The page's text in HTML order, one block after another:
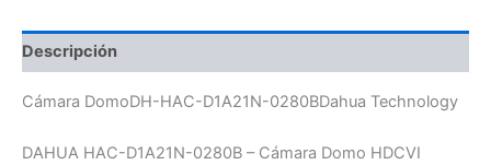
Descripción
Cámara DomoDH-HAC-D1A21N-0280BDahua Technology
DAHUA HAC-D1A21N-0280B – Cámara Domo HDCVI